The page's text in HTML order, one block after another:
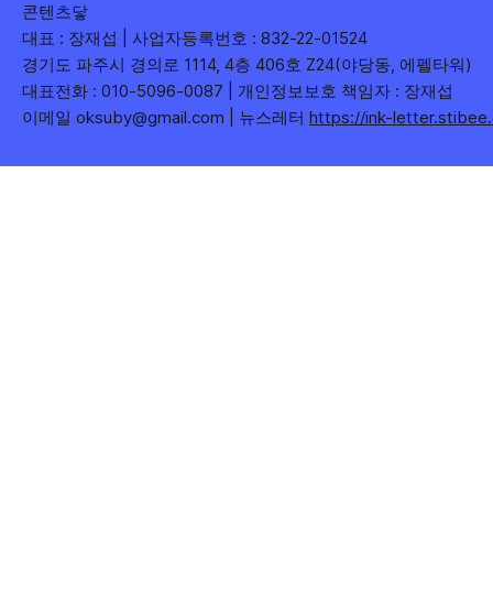
콘텐츠닿
대표 : 장재섭 | 사업자등록번호 : 832-22-01524
경기도 파주시 경의로 1114, 4층 406호 Z24(야당동, 에펠타워)
대표전화 : 010-5096-0087 | 개인정보보호 책임자 : 장재섭
이메일 oksuby@gmail.com | 뉴스레터 https://ink-